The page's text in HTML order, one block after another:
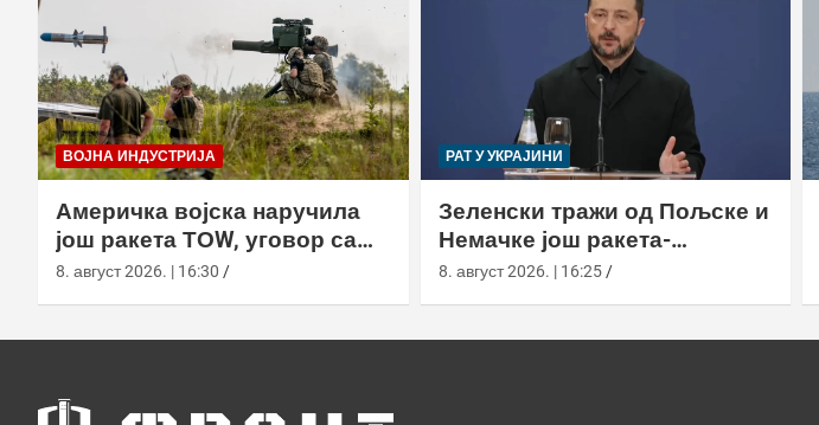
ВОЈНА ИНДУСТРИЈА
Америчка војска наручила
још ракета ТОW, уговор са
Раyтхеон порастао на 750,8
8. август 2026. | 16:30
РАТ У УКРАЈИНИ
Зеленски тражи од Пољске и
Немачке још ракета-
пресретача
8. август 2026. | 16:25